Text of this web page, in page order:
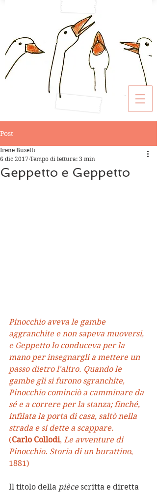
Post
Geppetto e Geppetto
Irene Buselli
6 dic 2017 Tempo di lettura: 3 min
Pinocchio aveva le gambe
aggranchite e non sapeva muoversi,
e Geppetto lo conduceva per la
mano per insegnargli a mettere un
passo dietro l'altro. Quando le
gambe gli si furono sgranchite,
Pinocchio cominciò a camminare da
sé e a correre per la stanza; finché,
infilata la porta di casa, saltò nella
strada e si dette a scappare.
(Carlo Collodi, Le avventure di
Pinocchio. Storia di un burattino,
1881)
Il titolo della pièce scritta e diretta